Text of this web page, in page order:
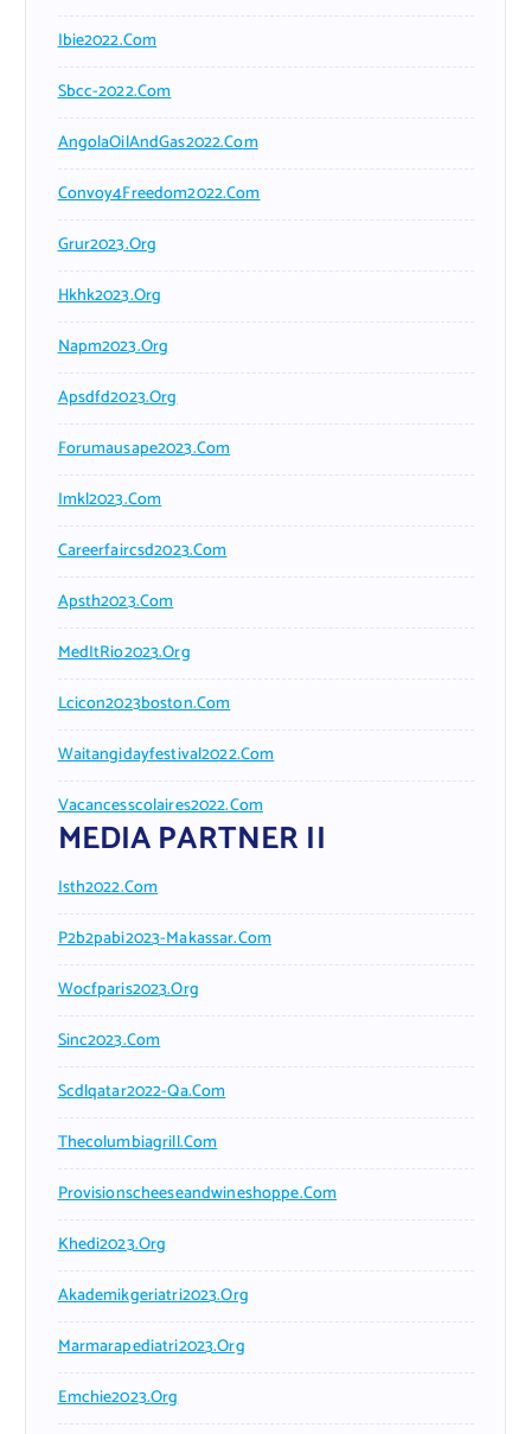
Ibie2022.com
Sbcc-2022.com
AngolaOilAndGas2022.com
Convoy4Freedom2022.com
Grur2023.org
Hkhk2023.org
Napm2023.org
Apsdfd2023.org
Forumausape2023.com
Imkl2023.com
Careerfaircsd2023.com
Apsth2023.com
MedItRio2023.org
Lcicon2023boston.com
Waitangidayfestival2022.com
Vacancesscolaires2022.com
MEDIA PARTNER II
Isth2022.com
P2b2pabi2023-Makassar.com
Wocfparis2023.org
Sinc2023.com
Scdlqatar2022-Qa.com
Thecolumbiagrill.com
Provisionscheeseandwineshoppe.com
Khedi2023.org
Akademikgeriatri2023.org
Marmarapediatri2023.org
Emchie2023.org